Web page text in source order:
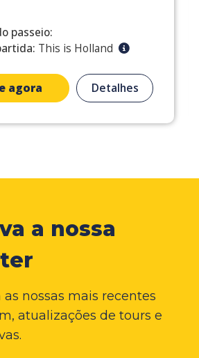
passeio:
This is Holland
agora Detalhes
a nossa
nossas mais recentes
atualizações de tours e